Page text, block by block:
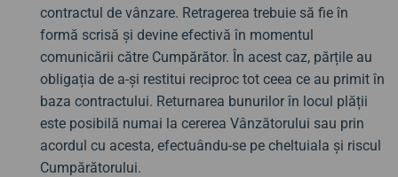
contractul de vânzare. Retragerea trebuie să fie în
formă scrisă și devine efectivă în momentul
comunicării către Cumpărător. În acest caz, părțile au
obligația de a-și restitui reciproc tot ceea ce au primit în
baza contractului. Returnarea bunurilor în locul plății
este posibilă numai la cererea Vânzătorului sau prin
acordul cu acesta, efectuându-se pe cheltuiala și riscul
Cumpărătorului.